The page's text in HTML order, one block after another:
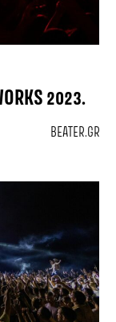
2023.
BEATER.GR